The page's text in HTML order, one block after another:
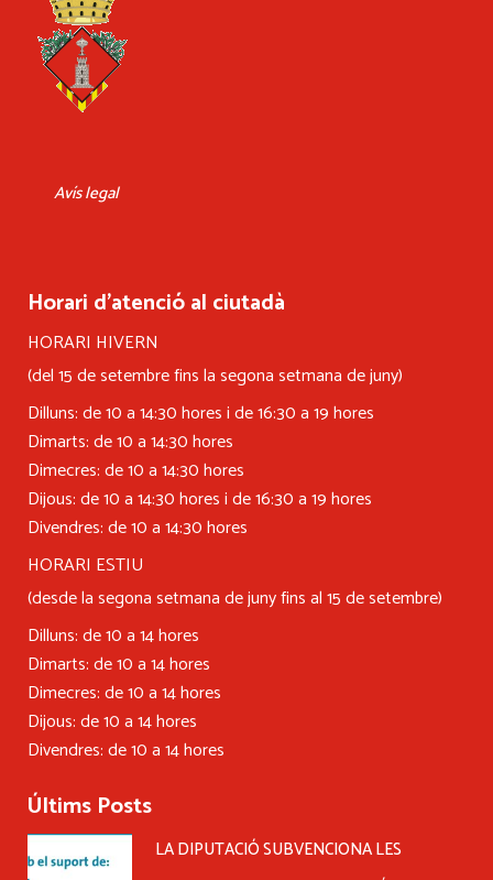
Avís legal
Horari d’atenció al ciutadà
HORARI HIVERN
(del 15 de setembre fins la segona setmana de juny)
Dilluns: de 10 a 14:30 hores i de 16:30 a 19 hores
Dimarts: de 10 a 14:30 hores
Dimecres: de 10 a 14:30 hores
Dijous: de 10 a 14:30 hores i de 16:30 a 19 hores
Divendres: de 10 a 14:30 hores
HORARI ESTIU
(desde la segona setmana de juny fins al 15 de setembre)
Dilluns: de 10 a 14 hores
Dimarts: de 10 a 14 hores
Dimecres: de 10 a 14 hores
Dijous: de 10 a 14 hores
Divendres: de 10 a 14 hores
Últims Posts
LA DIPUTACIÓ SUBVENCIONA LES